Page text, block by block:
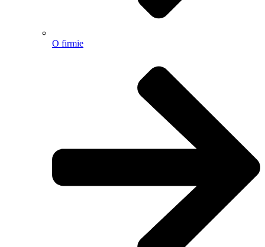
O firmie